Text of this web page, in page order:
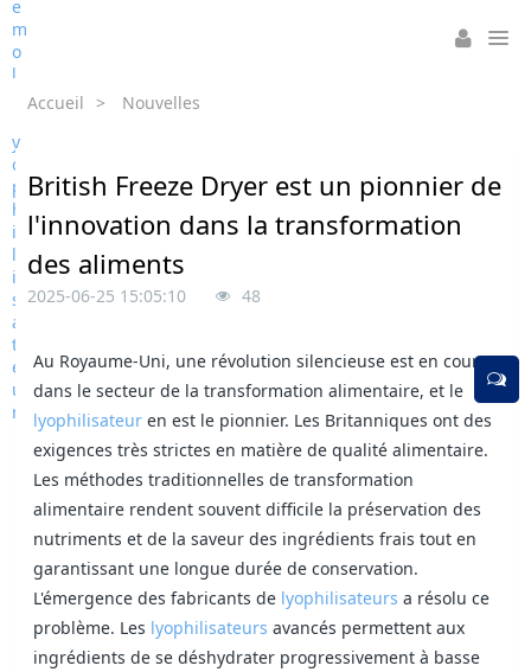
Accueil > Nouvelles
British Freeze Dryer est un pionnier de
l'innovation dans la transformation
des aliments
2025-06-25 15:05:10 48
Au Royaume-Uni, une révolution silencieuse est en cours
dans le secteur de la transformation alimentaire, et le
lyophilisateur en est le pionnier. Les Britanniques ont des
exigences très strictes en matière de qualité alimentaire.
Les méthodes traditionnelles de transformation
alimentaire rendent souvent difficile la préservation des
nutriments et de la saveur des ingrédients frais tout en
garantissant une longue durée de conservation.
L'émergence des fabricants de lyophilisateurs a résolu ce
problème. Les lyophilisateurs avancés permettent aux
ingrédients de se déshydrater progressivement à basse